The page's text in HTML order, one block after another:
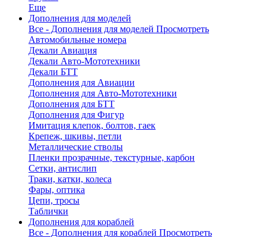
Еще
Дополнения для моделей
Все - Дополнения для моделей Просмотреть
Автомобильные номера
Декали Авиация
Декали Авто-Мототехники
Декали БТТ
Дополнения для Авиации
Дополнения для Авто-Мототехники
Дополнения для БТТ
Дополнения для Фигур
Имитация клепок, болтов, гаек
Крепеж, шкивы, петли
Металлические стволы
Пленки прозрачные, текстурные, карбон
Сетки, антислип
Траки, катки, колеса
Фары, оптика
Цепи, тросы
Таблички
Дополнения для кораблей
Все - Дополнения для кораблей Просмотреть